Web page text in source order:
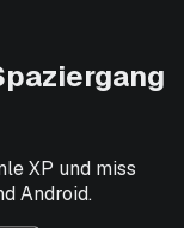
XP und miss
Android.